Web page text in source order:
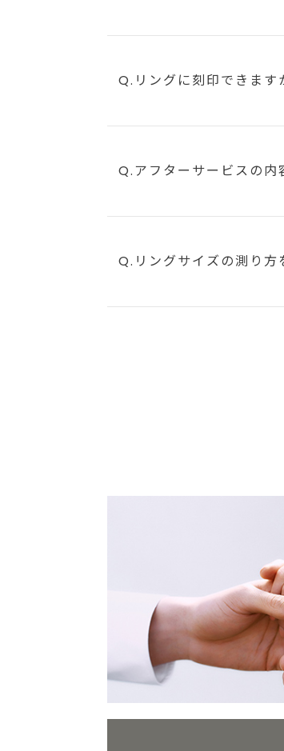
Q.リングに刻印できます
Q.アフターサービスの内
Q.リングサイズの測り方